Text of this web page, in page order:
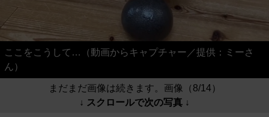
ここをこうして…（動画からキャプチャー／提供：ミーさ
ん）
まだまだ画像は続きます。画像（8/14）
↓ スクロールで次の写真 ↓